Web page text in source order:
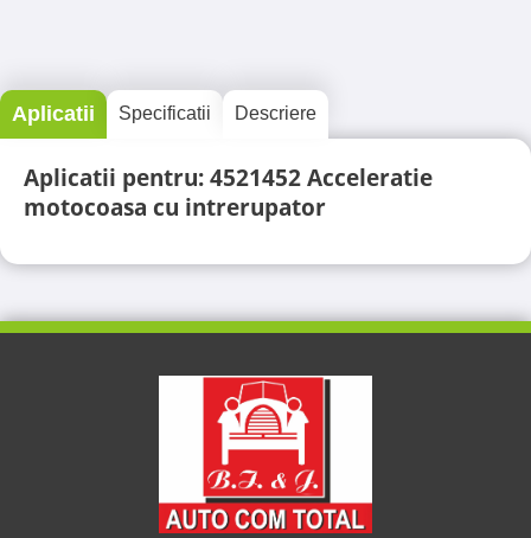
Aplicatii Specificatii Descriere
Aplicatii pentru: 4521452 Acceleratie
motocoasa cu intrerupator